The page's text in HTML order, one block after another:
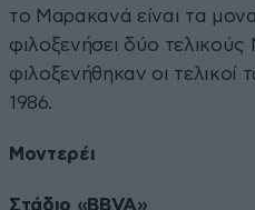
το Μαρακανά είναι τα
φιλοξενήσει δύο
φιλοξενήθηκαν οι τελικοί
1986.
Μοντερέι
Στάδιο «BBVA»